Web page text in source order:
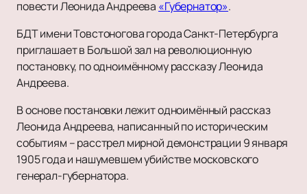
повести Леонида Андреева «Губернатор».
БДТ имени Товстоногова города Санкт-Петербурга
приглашает в Большой зал на революционную
постановку, по одноимённому рассказу Леонида
Андреева.
В основе постановки лежит одноимённый рассказ
Леонида Андреева, написанный по историческим
событиям – расстрел мирной демонстрации 9 января
1905 года и нашумевшем убийстве московского
генерал-губернатора.